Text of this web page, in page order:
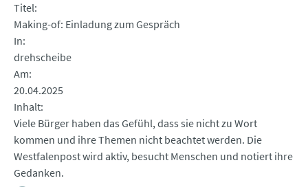
Titel
Making-of: Einladung zum Gespräch
In
drehscheibe
Am
20.04.2025
Inhalt
Viele Bürger haben das Gefühl, dass sie nicht zu Wort
kommen und ihre Themen nicht beachtet werden. Die
Westfalenpost wird aktiv, besucht Menschen und notiert ihre
Gedanken.